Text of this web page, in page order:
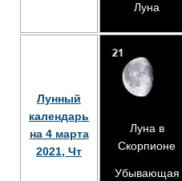
Луна
Лунный
календарь
на 4 марта
2021, Чт
Луна в
Скорпионе
Убывающая